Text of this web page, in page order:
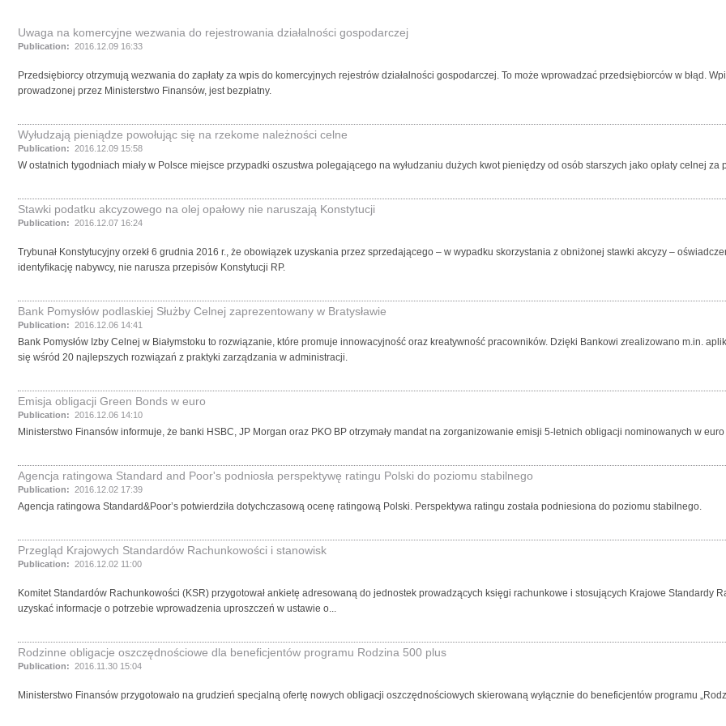
Uwaga na komercyjne wezwania do rejestrowania działalności gospodarczej
Publication: 2016.12.09 16:33
Przedsiębiorcy otrzymują wezwania do zapłaty za wpis do komercyjnych rejestrów działalności gospodarczej. To może wprowadzać przedsiębiorców w błąd.
prowadzonej przez Ministerstwo Finansów, jest bezpłatny.
Wyłudzają pieniądze powołując się na rzekome należności celne
Publication: 2016.12.09 15:58
W ostatnich tygodniach miały w Polsce miejsce przypadki oszustwa polegającego na wyłudzaniu dużych kwot pieniędzy od osób starszych jako opłaty celnej za
Stawki podatku akcyzowego na olej opałowy nie naruszają Konstytucji
Publication: 2016.12.07 16:24
Trybunał Konstytucyjny orzekł 6 grudnia 2016 r., że obowiązek uzyskania przez sprzedającego – w wypadku skorzystania z obniżonej stawki akcyzy –
identyfikację nabywcy, nie narusza przepisów Konstytucji RP.
Bank Pomysłów podlaskiej Służby Celnej zaprezentowany w Bratysławie
Publication: 2016.12.06 14:41
Bank Pomysłów Izby Celnej w Białymstoku to rozwiązanie, które promuje innowacyjność oraz kreatywność pracowników. Dzięki Bankowi zrealizowano m.in.
się wśród 20 najlepszych rozwiązań z praktyki zarządzania w administracji.
Emisja obligacji Green Bonds w euro
Publication: 2016.12.06 14:10
Ministerstwo Finansów informuje, że banki HSBC, JP Morgan oraz PKO BP otrzymały mandat na zorganizowanie emisji 5-letnich obligacji nominowanych w
Agencja ratingowa Standard and Poor's podniosła perspektywę ratingu Polski do poziomu stabilnego
Publication: 2016.12.02 17:39
Agencja ratingowa Standard&Poor’s potwierdziła dotychczasową ocenę ratingową Polski. Perspektywa ratingu została podniesiona do poziomu stabilnego.
Przegląd Krajowych Standardów Rachunkowości i stanowisk
Publication: 2016.12.02 11:00
Komitet Standardów Rachunkowości (KSR) przygotował ankietę adresowaną do jednostek prowadzących księgi rachunkowe i stosujących Krajowe Standardy
uzyskać informacje o potrzebie wprowadzenia uproszczeń w ustawie o...
Rodzinne obligacje oszczędnościowe dla beneficjentów programu Rodzina 500 plus
Publication: 2016.11.30 15:04
Ministerstwo Finansów przygotowało na grudzień specjalną ofertę nowych obligacji oszczędnościowych skierowaną wyłącznie do beneficjentów programu